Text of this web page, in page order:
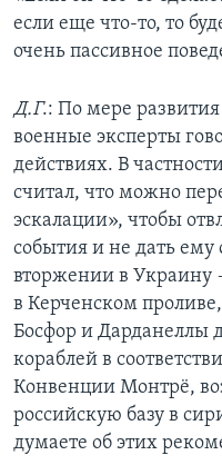
если еще что-то, то
очень пассивное
Д.Г.: По мере
военные эксперты
действиях. В
считал, что можно
эскалации», чтобы
события и не дать ему
вторжении в Украину
в Керченском
Босфор и Дарданеллы
кораблей в
Конвенции Монтрё,
российскую базу в
думаете об этих